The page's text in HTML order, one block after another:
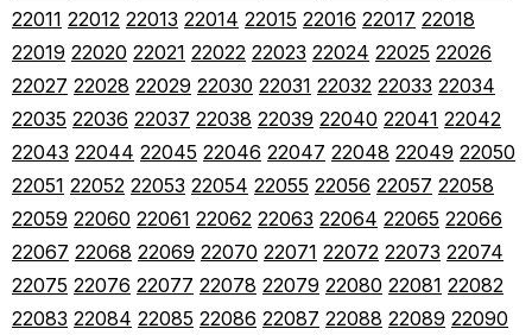
22011 22012 22013 22014 22015 22016 22017 22018
22019 22020 22021 22022 22023 22024 22025 22026
22027 22028 22029 22030 22031 22032 22033 22034
22035 22036 22037 22038 22039 22040 22041 22042
22043 22044 22045 22046 22047 22048 22049 22050
22051 22052 22053 22054 22055 22056 22057 22058
22059 22060 22061 22062 22063 22064 22065 22066
22067 22068 22069 22070 22071 22072 22073 22074
22075 22076 22077 22078 22079 22080 22081 22082
22083 22084 22085 22086 22087 22088 22089 22090